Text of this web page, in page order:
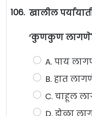
106. खालील
‘कुणकुण लागणे'
A. पाय
B. हात
C. चाहूल